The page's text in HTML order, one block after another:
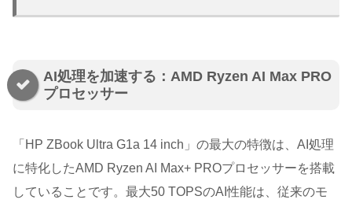
AI処理を加速する：AMD Ryzen AI Max PRO
プロセッサー
「HP ZBook Ultra G1a 14 inch」の最大の特徴は、AI処理
に特化したAMD Ryzen AI Max+ PROプロセッサーを搭載
していることです。最大50 TOPSのAI性能は、従来のモ